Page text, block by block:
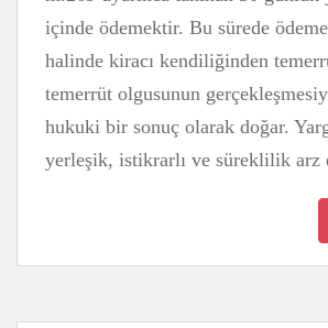
içinde ödemektir. Bu sürede ödeme
halinde kiracı kendiliğinden
temerrüt olgusunun
hukuki bir sonuç olarak doğar.
yerleşik, istikrarlı ve süreklilik